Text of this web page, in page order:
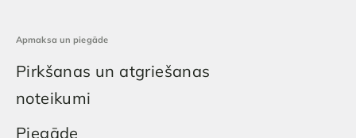
Apmaksa un piegāde
Pirkšanas un atgriešanas
noteikumi
Piegāde